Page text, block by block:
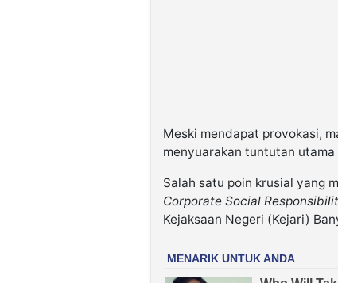
Meski mendapat provokasi,
menyuarakan tuntutan
Salah satu poin krusial yang
Corporate Social
Kejaksaan Negeri (Kejari)